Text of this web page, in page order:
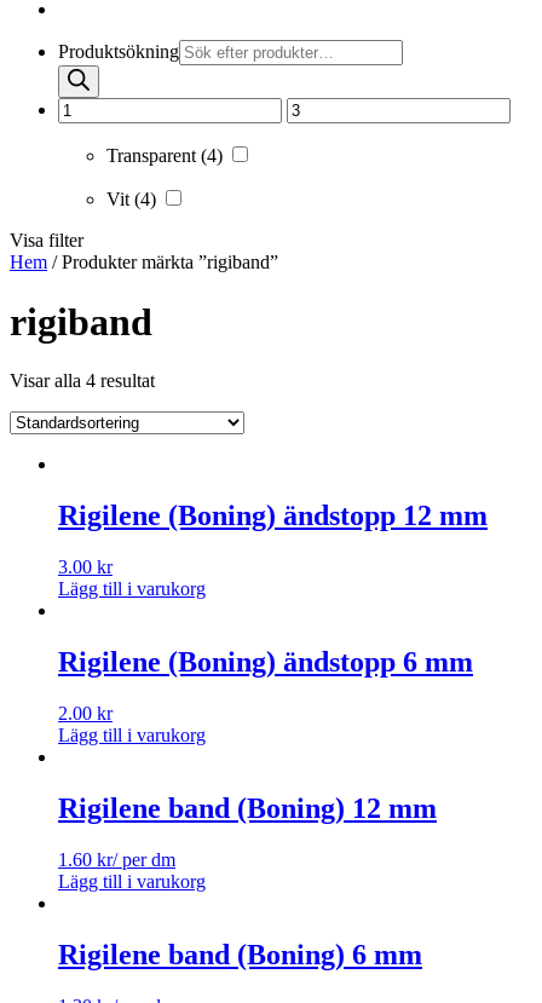
Produktsökning
Transparent(4)
Vit(4)
Visa filter
Hem / Produkter märkta ”rigiband”
rigiband
Visar alla 4 resultat
Rigilene (Boning) ändstopp 12 mm
3.00 kr
Lägg till i varukorg
Rigilene (Boning) ändstopp 6 mm
2.00 kr
Lägg till i varukorg
Rigilene band (Boning) 12 mm
1.60 kr/ per dm
Lägg till i varukorg
Rigilene band (Boning) 6 mm